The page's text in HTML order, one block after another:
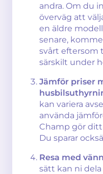
andra. Om du
överväg att
en äldre
senare,
svårt eftersom
särskilt under
Jämför priser
kan variera
använda
Champ gör
Du sparar
Resa med
sätt kan ni